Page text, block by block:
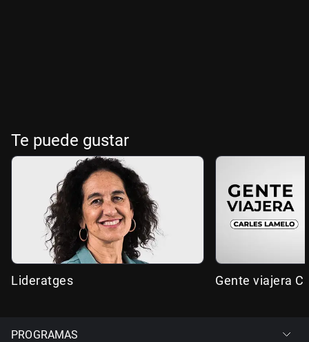
Te puede gustar
Lideratges Gente viajera
PROGRAMAS